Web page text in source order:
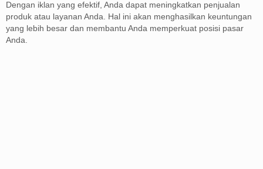
Dengan iklan yang efektif, Anda dapat meningkatkan penjualan
produk atau layanan Anda. Hal ini akan menghasilkan keuntungan
yang lebih besar dan membantu Anda memperkuat posisi pasar
Anda.